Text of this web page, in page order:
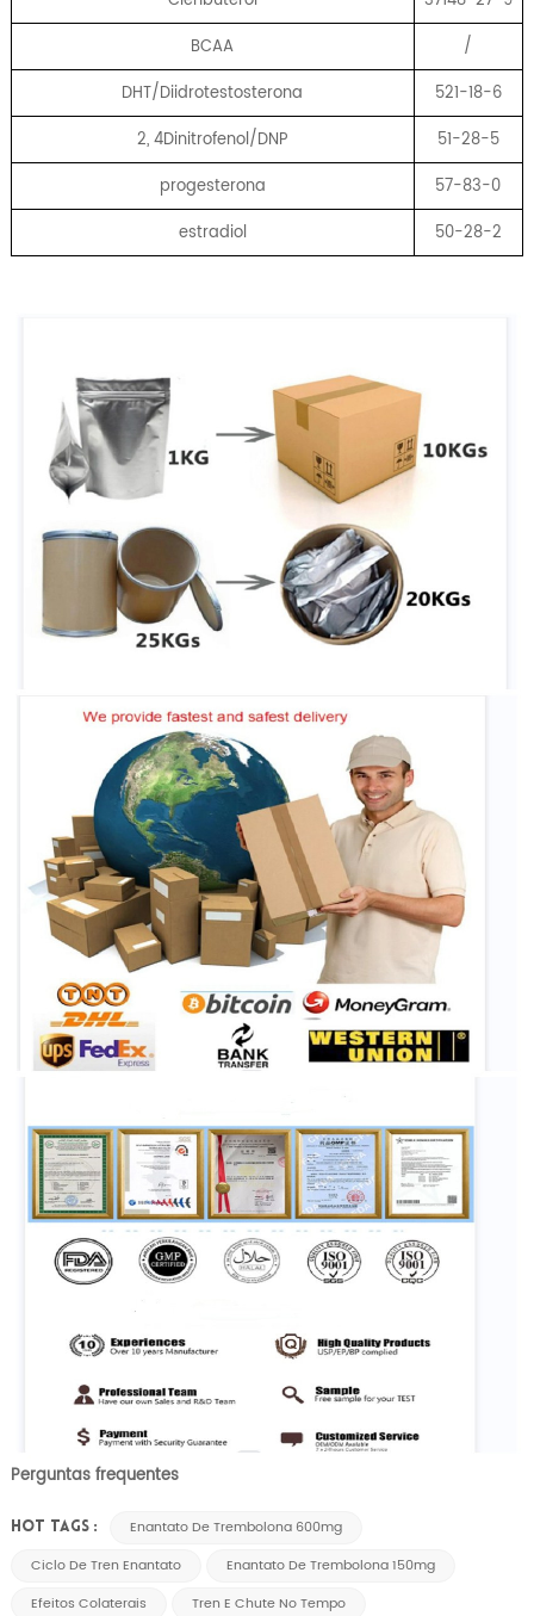
BCAA
/
DHT/Diidrotestosterona
521-18-6
2, 4Dinitrofenol/DNP
51-28-5
progesterona
57-83-0
estradiol
50-28-2
Perguntas frequentes
HOT TAGS :
Enantato De Trembolona 600mg
Ciclo De Tren Enantato
Enantato De Trembolona 150mg
Efeitos Colaterais
Tren E Chute No Tempo